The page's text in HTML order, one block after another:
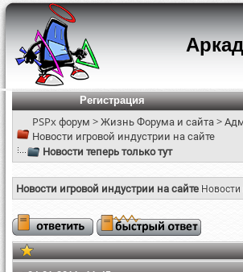
Регистрация
PSPx форум >Жизнь Форума и сайта>
Новости игровой индустрии на сайте
Новости теперь только тут
Новости игровой индустрии на сайтеНовости